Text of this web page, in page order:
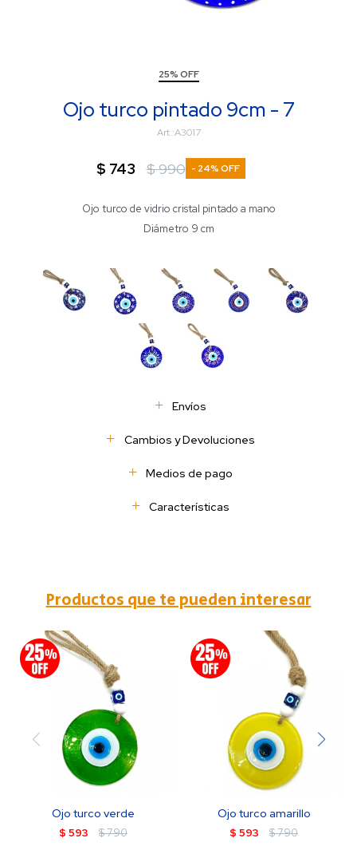
25% OFF
Ojo turco pintado 9cm - 7
A3017
$ 743 $990 24
Ojo turco de vidrio cristal pintado a mano
Diámetro 9 cm
Envíos
Cambios y Devoluciones
Medios de pago
Características
Productos que te pueden interesar
Ojo turco verde
$ 593 $790
Ojo turco amarillo
$ 593 $790